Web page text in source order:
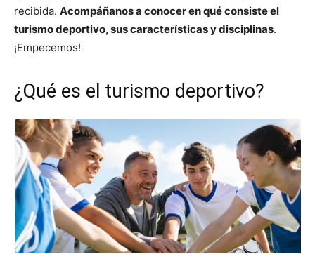
recibida. Acompáñanos a conocer en qué consiste el
turismo deportivo, sus características y disciplinas.
¡Empecemos!
¿Qué es el turismo deportivo?